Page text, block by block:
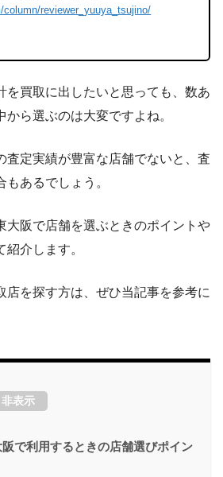
column/reviewer_yuuya_tsujino/
を買取に出したいと思っても、数あ
から選ぶのは大変ですよね。
査定実績が豊富な店舗でないと、査
あるでしょう。
大阪で店舗を選ぶときのポイントや
介します。
店を探す方は、ぜひ当記事を参考に
非表示
で利用するときの店舗選びポイン